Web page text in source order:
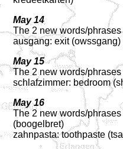
May 14
The 2 new words/
ausgang: exit (owssgang)
May 15
The 2 new words/
schlafzimmer: bedroom
May 16
The 2 new words/
(boogelbret)
zahnpasta: toothpaste